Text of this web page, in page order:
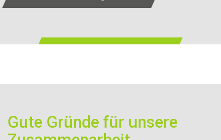
Gute Gründe für unsere